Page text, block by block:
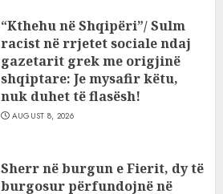
“Kthehu në Shqipëri”/ Sulm
racist në rrjetet sociale ndaj
gazetarit grek me origjinë
shqiptare: Je mysafir këtu,
nuk duhet të flasësh!
AUGUST 8, 2026
Sherr në burgun e Fierit, dy të
burgosur përfundojnë në